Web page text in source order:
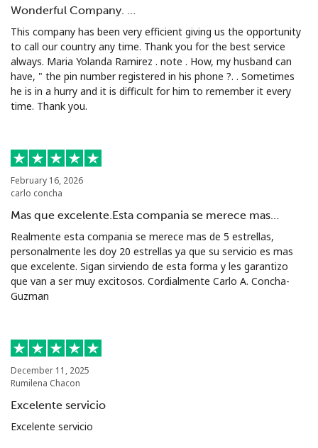
Wonderful Company. …
This company has been very efficient giving us the opportunity
to call our country any time. Thank you for the best service
always. Maria Yolanda Ramirez . note . How, my husband can
have, " the pin number registered in his phone ?. . Sometimes
he is in a hurry and it is difficult for him to remember it every
time. Thank you.
February 16, 2026
carlo concha
Mas que excelente.Esta compania se merece mas…
Realmente esta compania se merece mas de 5 estrellas,
personalmente les doy 20 estrellas ya que su servicio es mas
que excelente. Sigan sirviendo de esta forma y les garantizo
que van a ser muy excitosos. Cordialmente Carlo A. Concha-
Guzman
December 11, 2025
Rumilena Chacon
Excelente servicio
Excelente servicio